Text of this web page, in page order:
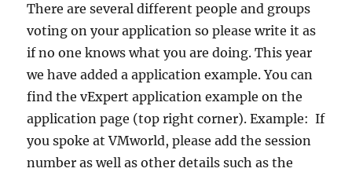
There are several different people and groups
voting on your application so please write it as
if no one knows what you are doing. This year
we have added a application example. You can
find the vExpert application example on the
application page (top right corner). Example: If
you spoke at VMworld, please add the session
number as well as other details such as the